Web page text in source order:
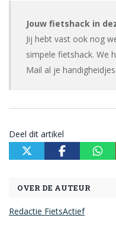
Jouw fietshack in
Jij hebt vast ook nog
simpele fietshack. We
Mail al je
Deel dit artikel
OVER DE AUTEUR
Redactie FietsActief